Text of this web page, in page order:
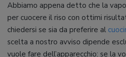
Abbiamo appena detto che la
per cuocere il riso con ottimi
chiedersi se sia da preferire al
scelta a nostro avviso dipende
vuole fare dell’apparecchio: se la